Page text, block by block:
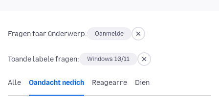
Fragen foar ûnderwerp: Oanmelde
Toande labele fragen: Windows 10/11
Alle Oandacht nedich Reagearre Dien